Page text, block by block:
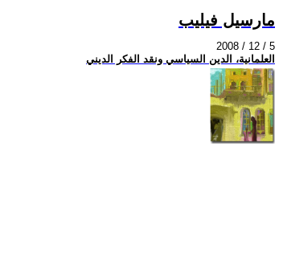
مارسيل فيليب
2008 / 12 / 5
العلمانية، الدين السياسي ونقد الفكر الديني